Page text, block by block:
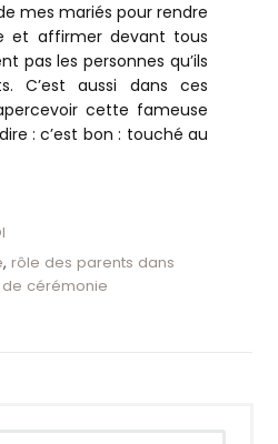
mes mariés pour rendre
et affirmer devant tous
pas les personnes qu’ils
C’est aussi dans ces
cette fameuse
: c’est bon : touché au
,rôle des parents dans
cérémonie